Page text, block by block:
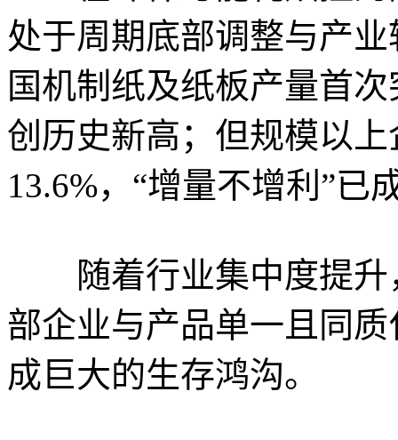
处于周期底部调整与产
国机制纸及纸板产量首
创历史新高；但规模以
13.6%，“增量不增利”已
随着行业集中度提升
部企业与产品单一且同
成巨大的生存鸿沟。